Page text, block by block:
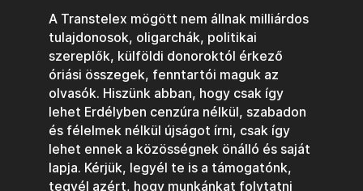
A Transtelex mögött nem állnak milliárdos
tulajdonosok, oligarchák, politikai
szereplők, külföldi donoroktól érkező
óriási összegek, fenntartói maguk az
olvasók. Hiszünk abban, hogy csak így
lehet Erdélyben cenzúra nélkül, szabadon
és félelmek nélkül újságot írni, csak így
lehet ennek a közösségnek önálló és saját
lapja. Kérjük, legyél te is a támogatónk,
tegyél azért, hogy munkánkat folytatni